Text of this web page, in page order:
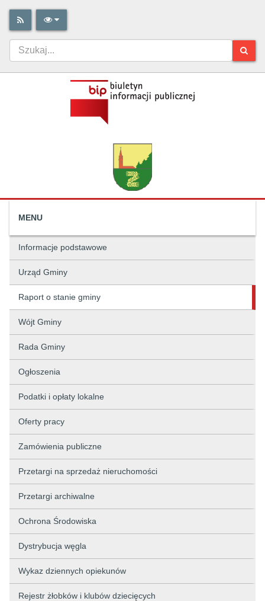
MENU
Informacje podstawowe
Urząd Gminy
Raport o stanie gminy
Wójt Gminy
Rada Gminy
Ogłoszenia
Podatki i opłaty lokalne
Oferty pracy
Zamówienia publiczne
Przetargi na sprzedaż nieruchomości
Przetargi archiwalne
Ochrona Środowiska
Dystrybucja węgla
Wykaz dziennych opiekunów
Rejestr żłobków i klubów dziecięcych